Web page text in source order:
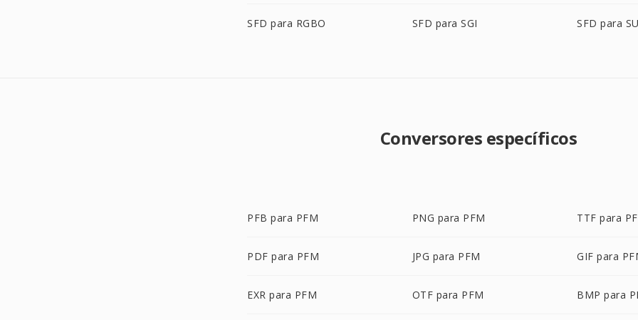
SFD para RGBO SFD para SGI SFD para
Conversores específicos
PFB para PFM PNG para PFM TTF para
PDF para PFM JPG para PFM GIF para
EXR para PFM OTF para PFM BMP para